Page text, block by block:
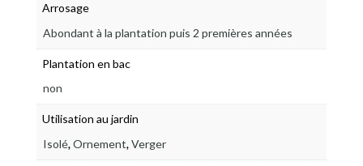
Arrosage
Abondant à la plantation puis 2 premières années
Plantation en bac
non
Utilisation au jardin
Isolé, Ornement Verger